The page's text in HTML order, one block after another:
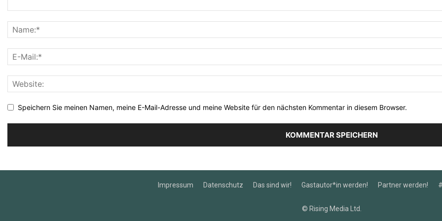
Speichern Sie meinen Namen, meine E-Mail-Adresse und meine Website für den nächsten Kommentar in diesem Browser.
Impressum Datenschutz Das sind wir! Gastautor*in werden! Partner werden!
© Rising Media Ltd.